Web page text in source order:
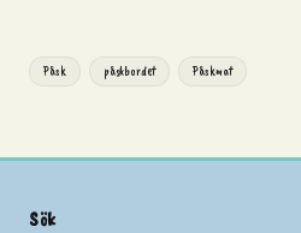
Tags:
Påsk påskbordet Påskmat
Sök